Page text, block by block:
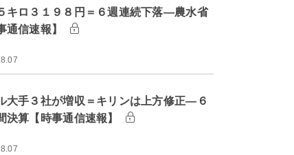
キロ３１９８円＝６週連続下落―農水省
通信速報】
大手３社が増収＝キリンは上方修正―６
決算【時事通信速報】